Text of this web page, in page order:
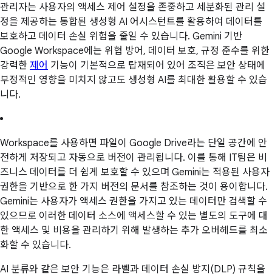
관리자는 사용자의 액세스 제어 설정을 존중하고 세분화된 관리 설
정을 제공하는 통합된 생성형 AI 어시스턴트를 활용하여 데이터를
보호하고 데이터 손실 위험을 줄일 수 있습니다. Gemini 기반
Google Workspace에는 위협 방어, 데이터 보호, 규정 준수를 위한
강력한 제어 기능이 기본적으로 탑재되어 있어 조직은 보안 상태에
부정적인 영향을 미치지 않고도 생성형 AI를 최대한 활용할 수 있습
니다.
Workspace를 사용하면 파일이 Google Drive라는 단일 공간에 안
전하게 저장되고 자동으로 버전이 관리됩니다. 이를 통해 IT팀은 비
즈니스 데이터를 더 쉽게 보호할 수 있으며 Gemini는 적용된 사용자
권한을 기반으로 한 가지 버전의 문서를 참조하는 것이 용이합니다.
Gemini는 사용자가 액세스 권한을 가지고 있는 데이터만 검색할 수
있으므로 이러한 데이터 소스에 액세스할 수 있는 별도의 도구에 대
한 액세스 및 비용을 관리하기 위해 발생하는 추가 오버헤드를 최소
화할 수 있습니다.
AI 분류와 같은 보안 기능은 라벨과 데이터 손실 방지(DLP) 규칙을